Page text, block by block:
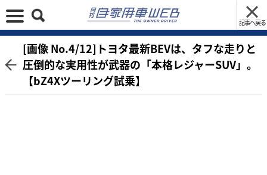
記事へ戻る
[画像 No.4/12]トヨタ最新BEVは、タフな走りと
圧倒的な実用性が武器の「本格レジャーSUV」。
【bZ4Xツーリング試乗】